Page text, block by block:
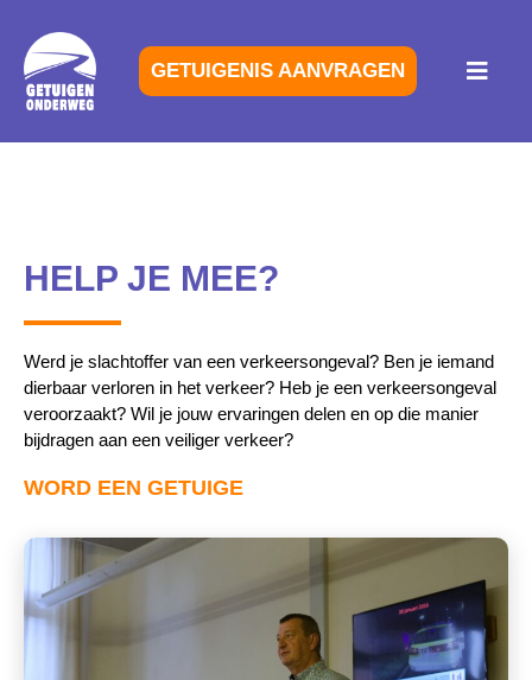
GETUIGENIS AANVRAGEN
HELP JE MEE?
Werd je slachtoffer van een verkeersongeval? Ben je iemand
dierbaar verloren in het verkeer? Heb je een verkeersongeval
veroorzaakt? Wil je jouw ervaringen delen en op die manier
bijdragen aan een veiliger verkeer?
WORD EEN GETUIGE